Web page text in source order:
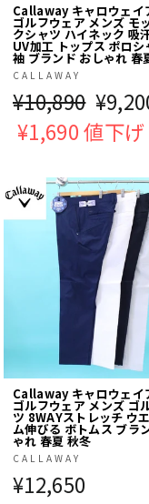
Callaway キャロウェイ
ゴルフウェア メンズ モ
クシャツ ハイネック 吸
UV加工 トップス ポロシ
袖 ブランド おしゃれ 春
CALLAWAY
通
常
格
¥10,890 販
売
格
¥1,690 値下げ
Callaway キャロウェイ
ゴルフウェア メンズ ゴ
ツ 8WAYストレッチ ウ
ム伸びる ボトムス ブラ
ゃれ 春夏 秋冬
CALLAWAY
¥12,650